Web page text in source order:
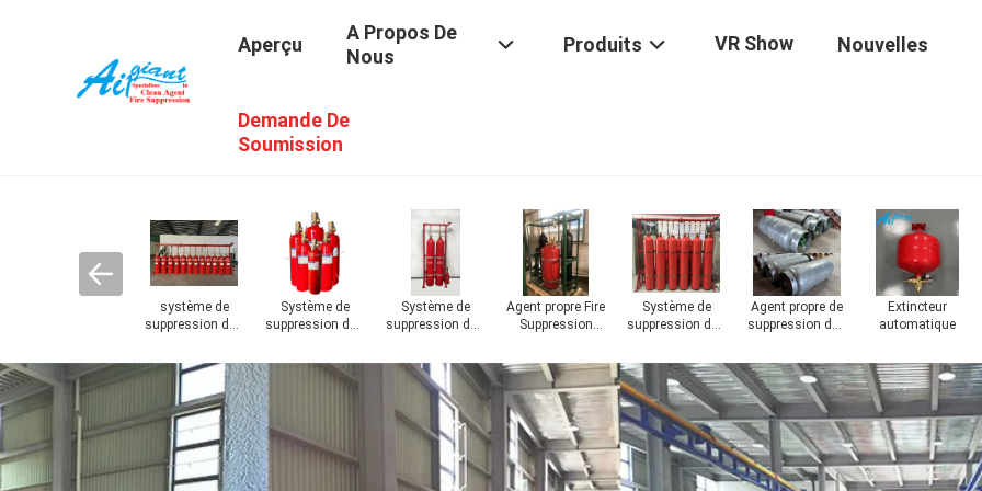
Aperçu
A Propos De
Nous
Produits VR Show Nouvelles
Demande De
Soumission
Cylindres de
CO2
Accessoires
d'extincteur
Système
d'extinction des
cuisine